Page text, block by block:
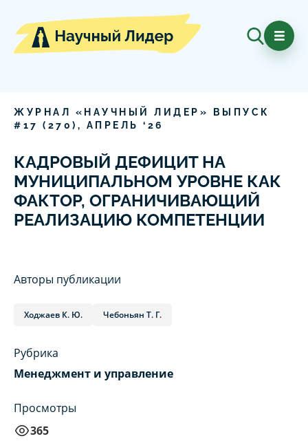
ЖУРНАЛ «НАУЧНЫЙ ЛИДЕР» ВЫПУСК
# 17 ( 270 ), АПРЕЛЬ ‘ 26
КАДРОВЫЙ ДЕФИЦИТ НА
МУНИЦИПАЛЬНОМ УРОВНЕ КАК
ФАКТОР, ОГРАНИЧИВАЮЩИЙ
РЕАЛИЗАЦИЮ КОМПЕТЕНЦИИ
Авторы публикации
Ходжаев К. Ю. Чебоньян Т. Г.
Рубрика
Менеджмент и управление
Просмотры
365